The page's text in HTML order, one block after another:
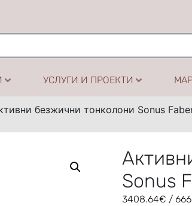
УСЛУГИ И ПРОЕКТИ
безжични тонколони Sonus
Sonus
3408.64€ /